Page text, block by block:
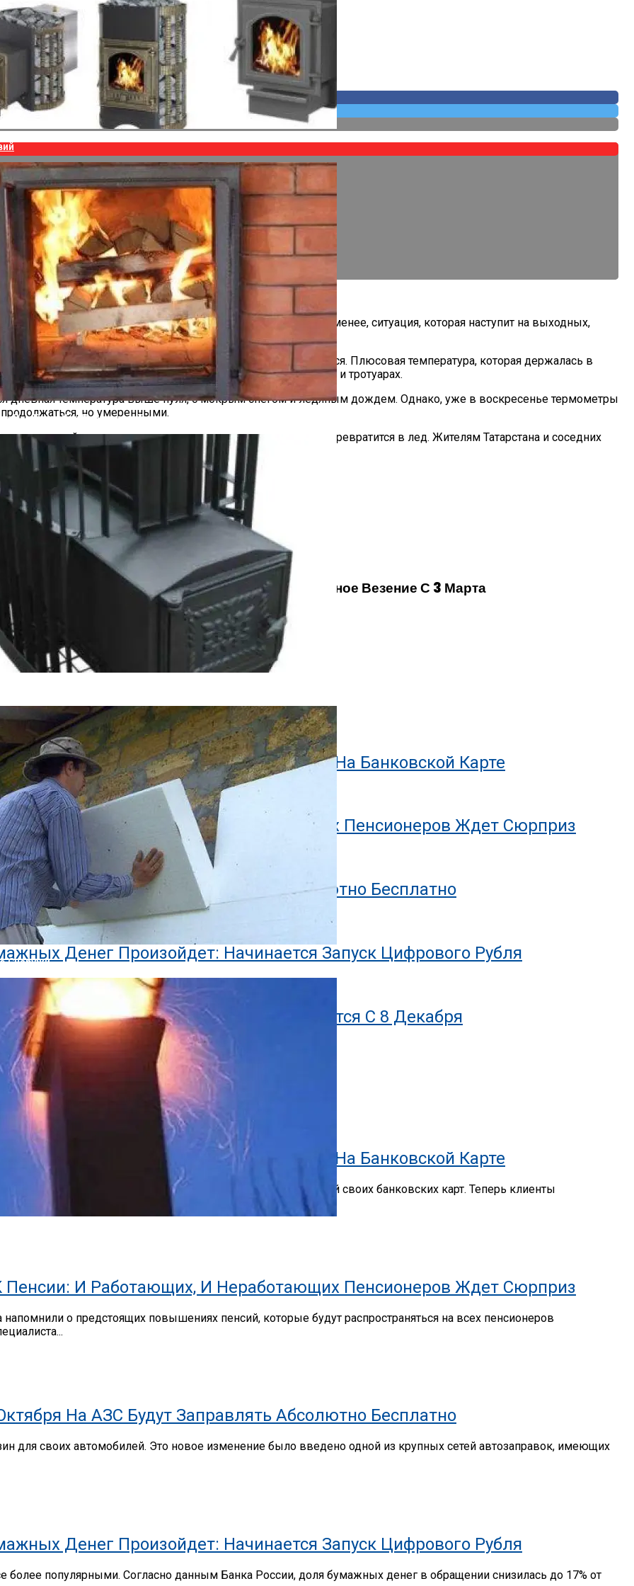
Для Бани, Как Правильно Топить, Сколько Топится Баня
Снаружи
года был изменен синоптиками.
России, но теперь этого не ожидается. Тем не менее, ситуация, которая наступит на выходных,
уже на предстоящих выходных погода существенно изменится. Плюсовая температура, которая держалась в
что станет причиной опасных условий на дорогах и тротуарах.
дневная температура выше нуля, с мокрым снегом и ледяным дождем. Однако, уже в воскресенье термометры
но умеренными.
который успел растаять и превратился в мокрую кашу, превратится в лед. Жителям Татарстана и соседних
скользким дорогам в своих городах.
Ждет Сюрприз
Заявил, Что Готов Идти На Москву
Знаках: Кому Глоба Пообещала Несказанное Везение С 3 Марта
Всех Тех, У Кого Остались Деньги На Банковской Карте
Пенсии: И Работающих, И Неработающих Пенсионеров Ждет Сюрприз
На АЗС Будут Заправлять Абсолютно Бесплатно
Денег Произойдет: Начинается Запуск Цифрового Рубля
Пенсионеров». Новая Льгота Вводится С 8 Декабря
Всех Тех, У Кого Остались Деньги На Банковской Карте
С 15 мая Сбербанк вводит ряд изменений для держателей своих банковских карт. Теперь клиенты
Пенсии: И Работающих, И Неработающих Пенсионеров Ждет Сюрприз
о предстоящих повышениях пенсий, которые будут распространяться на всех пенсионеров
На АЗС Будут Заправлять Абсолютно Бесплатно
для своих автомобилей. Это новое изменение было введено одной из крупных сетей автозаправок, имеющих
Денег Произойдет: Начинается Запуск Цифрового Рубля
более популярными. Согласно данным Банка России, доля бумажных денег в обращении снизилась до 17% от